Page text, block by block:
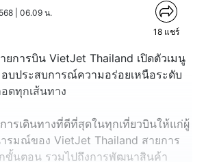
| 06.09 น.
18 แชร์
การบิน VietJet Thailand เปิดตัวเมนู
บประสบการณ์ความอร่อยเหนือระดับ
ดทุกเส้นทาง
ารเดินทางที่ดีที่สุดในทุกเที่ยวบินให้แก่ผู้
รมณ์ของ VietJet Thailand สายการ
ขั้นตอน รวมไปถึงการพัฒนาสินค้า